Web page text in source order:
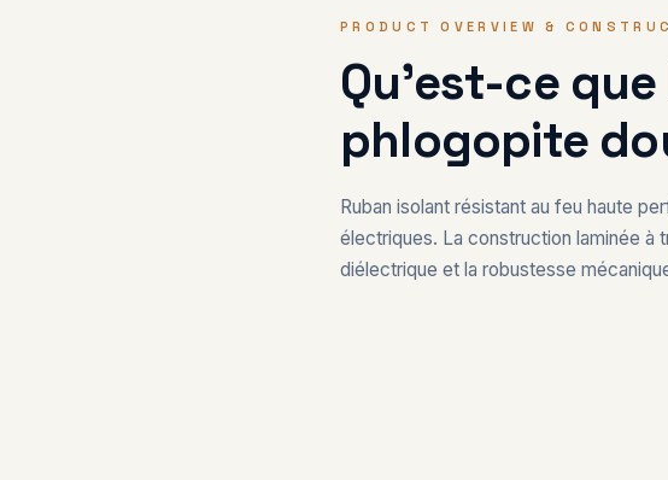
PRODUCT OVERVIEW &
Qu'est-ce
phlogopite
Ruban isolant résistant au feu haute
électriques. La construction laminée à
diélectrique et la robustesse